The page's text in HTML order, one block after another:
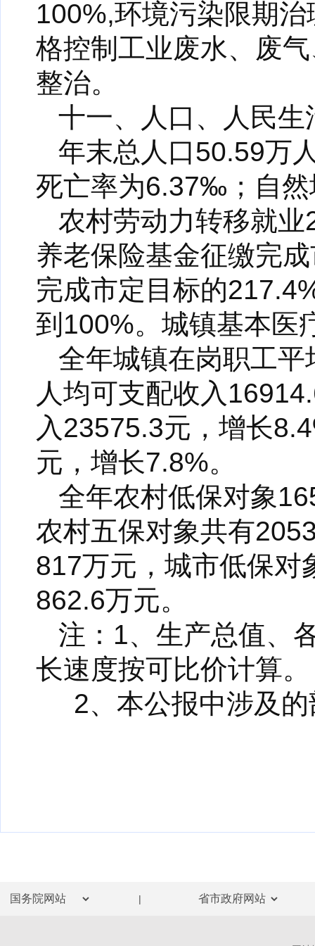
100%,环境污染限期
格控制工业废水、废
整治。
十一、人口、人民生
年末总人口50.59万
死亡率为6.37‰；自
农村劳动力转移就
养老保险基金征缴完
完成市定目标的
到100%。城镇基本医
全年城镇在岗职工
人均可支配收入
入23575.3元，增长
元，增长7.8%。
全年农村低保对象
农村五保对象共有
817万元，城市低保对
862.6万元。
注：1、生产总值、
长速度按可比价计算。
2、本公报中涉及
|